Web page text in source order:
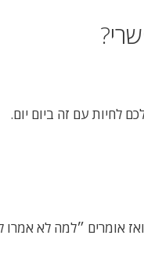
לחיות עם זה ביום יום.
אומרים ״למה לא אמרו